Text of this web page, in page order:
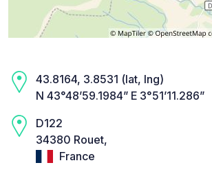
43.8164, 3.8531 (lat, lng)
N 43°48’59.1984” E 3°51’11.286”
D122
34380 Rouet,
France